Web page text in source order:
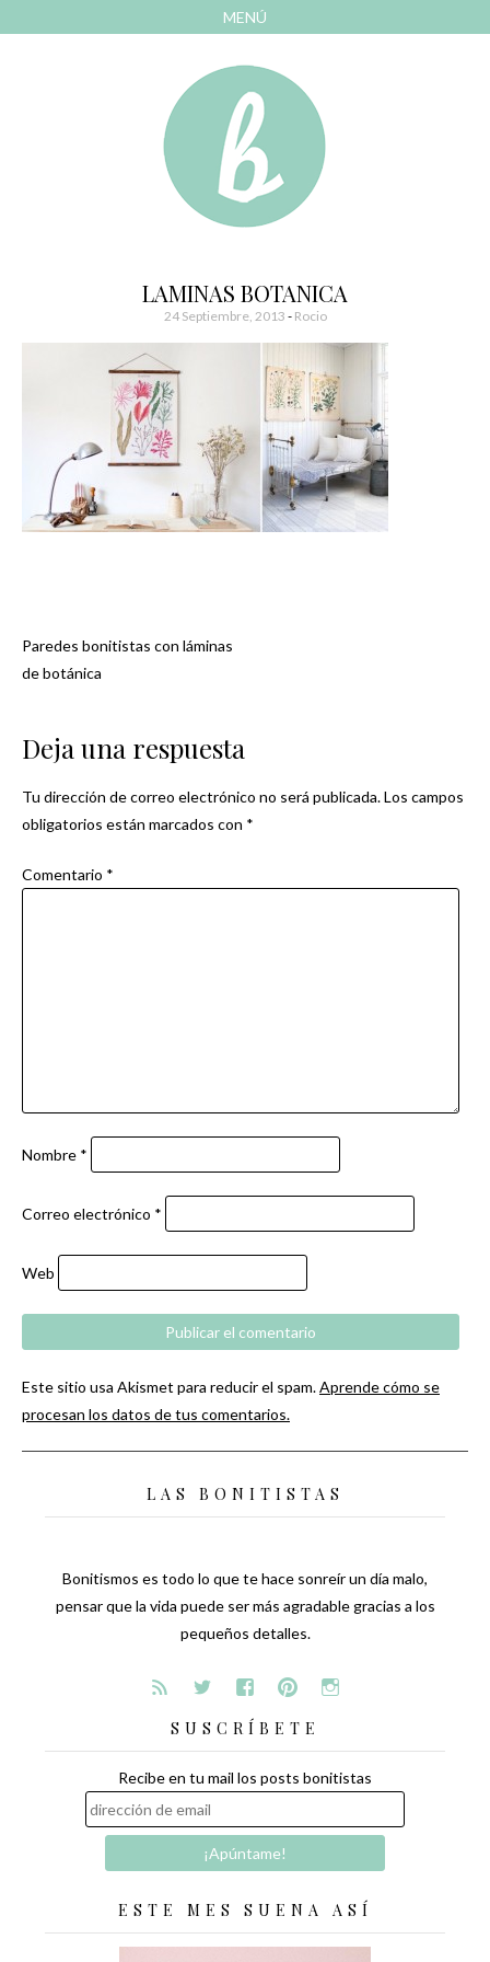
MENÚ
Bonitismos
LAMINAS BOTANICA
24 Septiembre, 2013 - Rocio
Navegación
Paredes bonitistas con láminas
de botánica
Deja una respuesta
Tu dirección de correo electrónico no será publicada.Los campos
obligatorios están marcados con *
Comentario *
Nombre *
Correo electrónico *
Web
Este sitio usa Akismet para reducir el spam.Aprende cómo se
procesan los datos de tus comentarios.
LAS BONITISTAS
Bonitismos es todo lo que te hace sonreír un día malo,
pensar que la vida puede ser más agradable gracias a los
pequeños detalles.
SUSCRÍBETE
Recibe en tu mail los posts bonitistas
ESTE MES SUENA ASÍ